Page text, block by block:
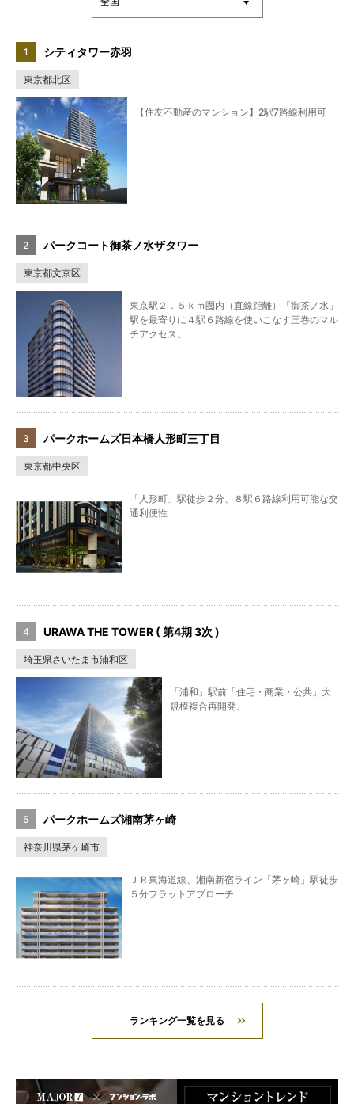
シティタワー赤羽
東京都北区
【住友不動産のマンション】2駅7路線利用可
パークコート御茶ノ水ザタワー
東京都文京区
東京駅２．５ｋｍ圏内（直線距離）「御茶ノ水」
駅を最寄りに４駅６路線を使いこなす圧巻のマル
チアクセス。
パークホームズ日本橋人形町三丁目
東京都中央区
「人形町」駅徒歩２分、８駅６路線利用可能な交
通利便性
URAWA THE TOWER ( 第4期 3次 )
埼玉県さいたま市浦和区
「浦和」駅前「住宅・商業・公共」大
規模複合再開発。
パークホームズ湘南茅ヶ崎
神奈川県茅ヶ崎市
ＪＲ東海道線、湘南新宿ライン「茅ヶ崎」駅徒歩
５分フラットアプローチ
ランキング一覧を見る